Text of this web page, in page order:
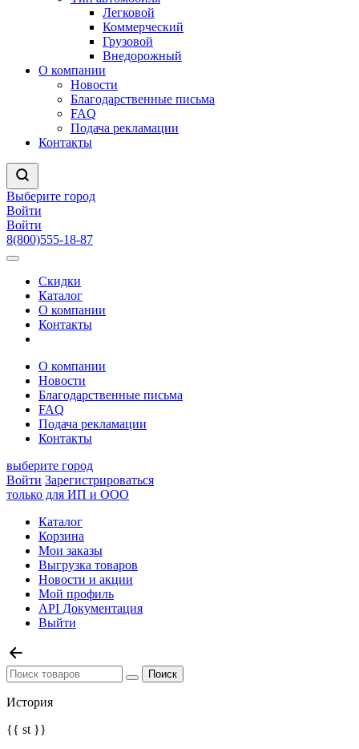
Легковой
Коммерческий
Грузовой
Внедорожный
О компании
Новости
Благодарственные письма
FAQ
Подача рекламации
Контакты
Выберите город
Войти
Войти
8(800)555-18-87
Скидки
Каталог
О компании
Контакты
О компании
Новости
Благодарственные письма
FAQ
Подача рекламации
Контакты
выберите город
Войти Зарегистрироваться
только для ИП и ООО
Каталог
Корзина
Мои заказы
Выгрузка товаров
Новости и акции
Мой профиль
API Документация
Выйти
История
{{ st }}